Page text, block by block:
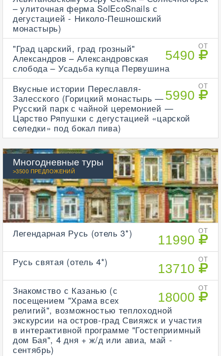
– улиточная ферма SolEcoSnails с
дегустацией - Николо-Пешношский
монастырь)
ОТ
5490
"Град царский, град грозный"
Александров – Александровская
слобода – Усадьба купца Первушина
ОТ
5990
Вкусные истории Переславля-
Залесского (Горицкий монастырь —
Русский парк с чайной церемонией —
Царство Ряпушки с дегустацией «царской
селедки» под бокал пива)
Многодневные туры
>3500 ПРЕДЛОЖЕНИЙ
ОТ
11990
Легендарная Русь (отель 3*)
ОТ
13710
Русь святая (отель 4*)
ОТ
18000
Знакомство с Казанью (с
посещением "Храма всех
религий", возможностью теплоходной
экскурсии на остров-град Свияжск и участия
в интерактивной программе "Гостеприимный
дом Бая", 4 дня + ж/д или авиа, май -
сентябрь)